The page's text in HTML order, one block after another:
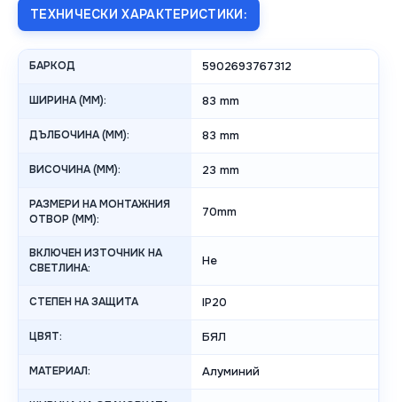
ТЕХНИЧЕСКИ ХАРАКТЕРИСТИКИ:
БАРКОД 5902693767312
ШИРИНА (MM): 83 mm
ДЪЛБОЧИНА (MM): 83 mm
ВИСОЧИНА (MM): 23 mm
РАЗМЕРИ НА МОНТАЖНИЯ
ОТВОР (MM):
70mm
ВКЛЮЧЕН ИЗТОЧНИК НА
СВЕТЛИНА:
Не
СТЕПЕН НА ЗАЩИТА IP20
ЦВЯТ: БЯЛ
МАТЕРИАЛ: Алуминий